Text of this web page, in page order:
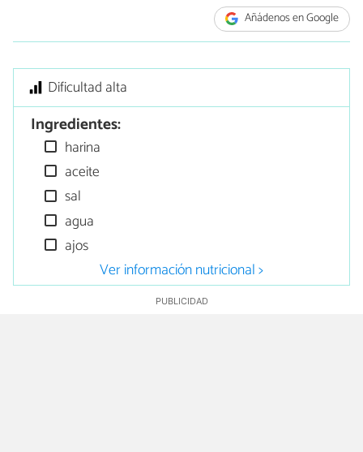
Añádenos en Google
Dificultad alta
Ingredientes:
harina
aceite
sal
agua
ajos
Ver información nutricional >